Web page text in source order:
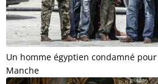
Un homme égyptien condamné
Manche